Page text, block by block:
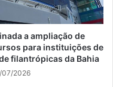
a ampliação de
para instituições de
filantrópicas da Bahia
07/2026